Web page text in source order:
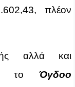
πλέον
αλλά και
το Όγδοο